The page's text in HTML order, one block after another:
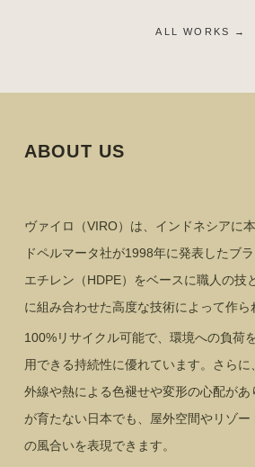
ALL WORKS →
ABOUT US
ヴァイロ（VIRO）は、インドネシアに
ドペルマータ社が1998年に発表したブ
エチレン（HDPE）をベースに職人の技
に組み合わせた高度な技術によって作ら
100%リサイクル可能で、環境への負荷
用できる持続性に優れています。さら
外線や熱による色褪せや変形の心配が
が育たない日本でも、屋外空間やリゾ
の風合いを表現できます。